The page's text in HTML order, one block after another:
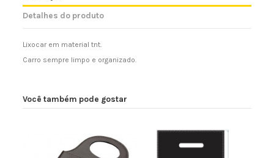
Detalhes do produto
Lixocar em material tnt.
Carro sempre limpo e organizado.
Você também pode gostar